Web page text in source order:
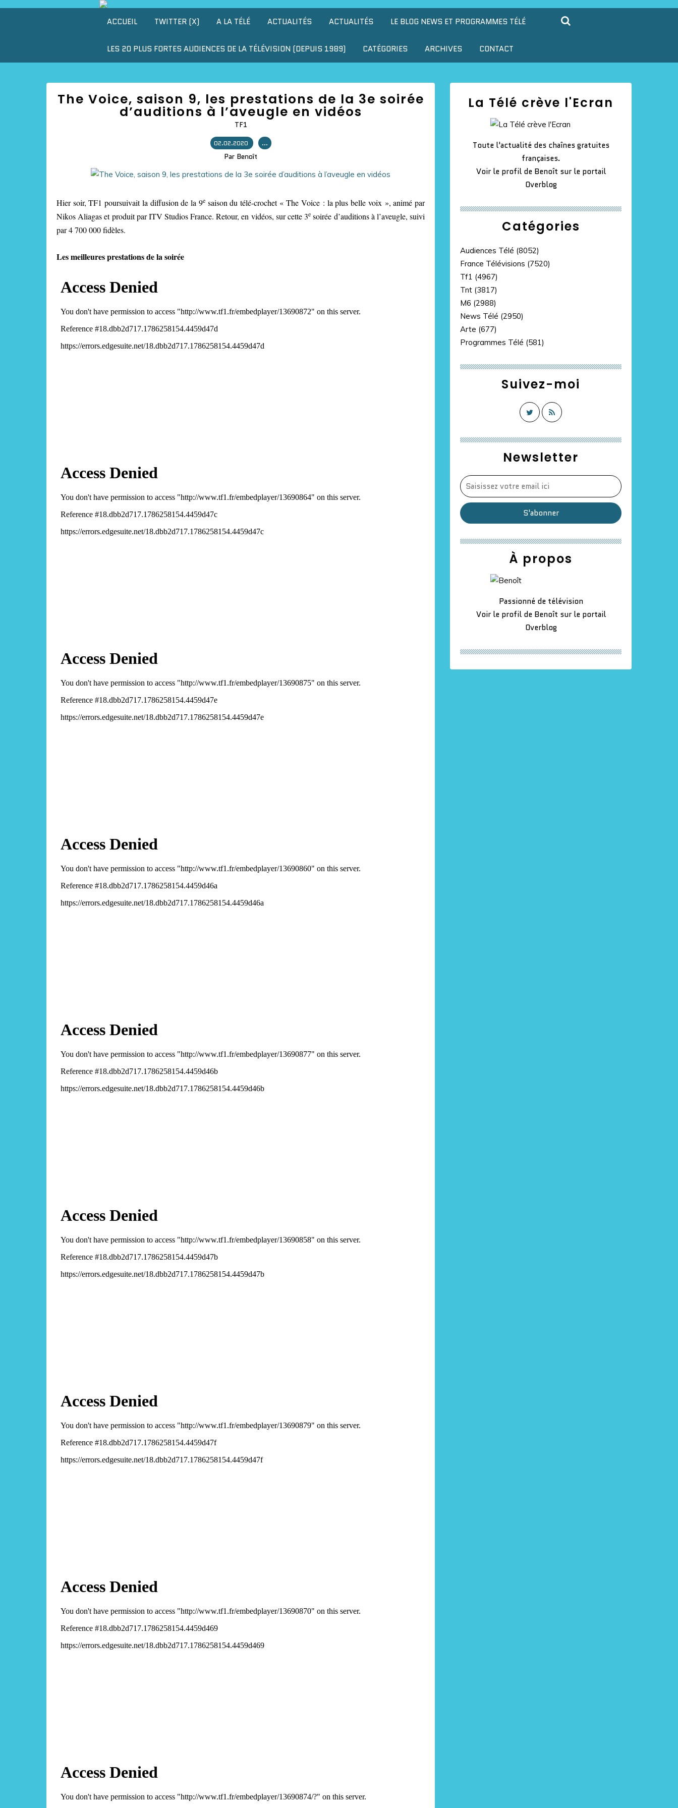
ACCUEIL TWITTER (X) A LA TÉLÉ ACTUALITÉS ACTUALITÉS LE BLOG NEWS ET PROGRAMMES TÉLÉ
LES 20 PLUS FORTES AUDIENCES DE LA TÉLÉVISION (DEPUIS 1989) CATÉGORIES ARCHIVES CONTACT
The Voice, saison 9, les prestations de la 3e soirée
d’auditions à l’aveugle en vidéos
TF1
02.02.2020 …
Par Benoît
Hier soir, TF1 poursuivait la diffusion de la 9esaison du télé-crochet « The Voice : la plus belle voix », animé par
Nikos Aliagas et produit par ITV Studios France. Retour, en vidéos, sur cette 3e soirée d’auditions à l’aveugle, suivi
par 4 700 000 fidèles.
Les meilleures prestations de la soirée
Newsletter
Catégories
Audiences Télé (8052)
France Télévisions (7520)
Tf1 (4967)
Tnt (3817)
M6 (2988)
News Télé (2950)
Arte (677)
Programmes Télé (581)
La Télé crève l'Ecran
Toute l'actualité des chaînes gratuites
françaises.
Voir le profil de Benoît sur le portail
Overblog
Suivez-moi
À propos
Passionné de télévision
Voir le profil de Benoît sur le portail
Overblog